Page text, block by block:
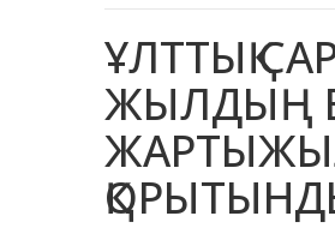
ҰЛТТЫҚ
ЖЫЛДЫҢ